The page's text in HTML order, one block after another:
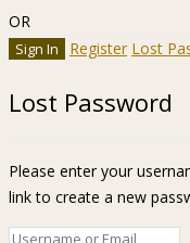
OR
Register Lost
Lost Password
Please enter your
link to create a new